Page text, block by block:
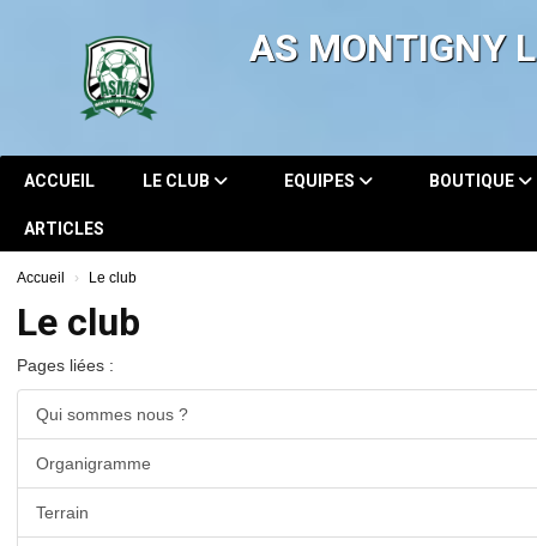
AS MONTIGNY
ACCUEIL LE CLUB EQUIPES BOUTIQUE
ARTICLES
Accueil Le club
Le club
Pages liées :
Qui sommes nous ?
Organigramme
Terrain